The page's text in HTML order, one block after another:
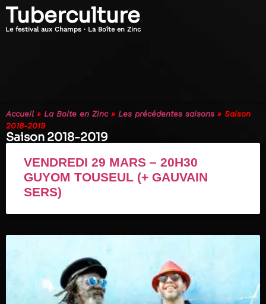
Tuberculture
Le festival aux Champs · La Boîte en Zinc
Accueil» La Boite en Zinc» Les précédentes saisons » Saison
2018-2019
Saison 2018-2019
VENDREDI 29 MARS – 20H30
GUYOM TOUSEUL (+ GAUVAIN
SERS)